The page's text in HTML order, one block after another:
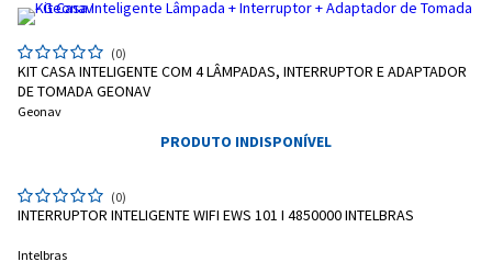
(0)
KIT CASA INTELIGENTE COM 4 LÂMPADAS, INTERRUPTOR E ADAPTADOR
DE TOMADA GEONAV
Geonav
PRODUTO INDISPONÍVEL
(0)
INTERRUPTOR INTELIGENTE WIFI EWS 101 I 4850000 INTELBRAS
Intelbras